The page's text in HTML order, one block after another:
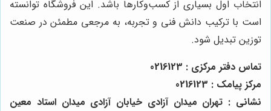
انتخاب اول بسیاری از کسب‌وکارها باشد. این فروشگاه توانسته
است با ترکیب دانش فنی و تجربه، به مرجعی مطمئن در صنعت
توزین تبدیل شود.
تماس دفتر مرکزی : 0216123
مرکز پیامک : 0216123
نشانی : تهران میدان آزادی خیابان آزادی میدان استاد معین